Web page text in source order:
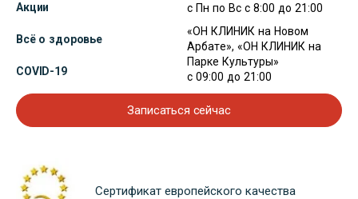
Акции
Всё о здоровье
COVID-19
с Пн по Вс с 8:00 до 21:00
«ОН КЛИНИК на Новом
Арбате», «ОН КЛИНИК на
Парке Культуры»
с 09:00 до 21:00
Записаться сейчас
Сертификат европейского качества